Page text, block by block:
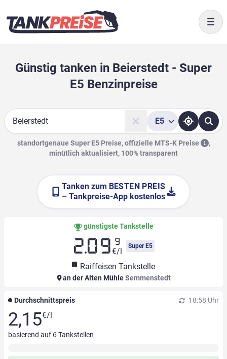
Günstig tanken in Beierstedt - Super
E5 Benzinpreise
Suche
E5
standortgenaue Super E5 Preise, offizielle MTS-K Preise
,
minütlich aktualisiert, 100% transparent
Tanken zum BESTEN PREIS
– Tankpreise-App kostenlos
günstigste Tankstelle
2.09 9
€/l
Super E5
Raiffeisen Tankstelle
an der Alten MühleSemmenstedt
Durchschnittspreis 18:58 Uhr
2,15€/l
basierend auf 6Tankstellen